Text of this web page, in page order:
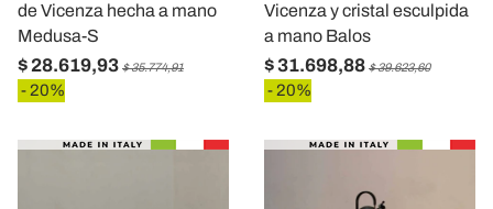
de Vicenza hecha a mano
Medusa-S
$ 28.619,93 $ 35.774,91
- 20%
Vicenza y cristal esculpida
a mano Balos
$ 31.698,88 $ 39.623,60
- 20%